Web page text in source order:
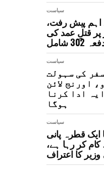
سیاست
اہم پیش رفت،
قتلِ عمد کی
302 شامل
سیاست
کی سہولت
اورنج لائن
ادا کرنا
ہوگا
سیاست
ایک قطرہ پانی
کام کر رہا ہے،
وزیر کا اعتراف